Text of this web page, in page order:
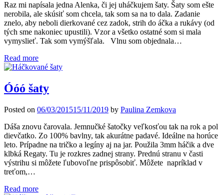
Raz mi napísala jedna Alenka, či jej uháčkujem šaty. Šaty som ešte
nerobila, ale skúsiť som chcela, tak som sa na to dala. Zadanie
znelo, aby neboli dierkované cez zadok, strih do áčka a rukávy (od
tých sme nakoniec upustili). Vzor a všetko ostatné som si mala
vymyslieť. Tak som vymýšľala. Vlnu som objednala…
Read more
Óóó šaty
Posted on 06/03/201515/11/2019 by Paulina Zemkova
Dáša znovu čarovala. Jemnučké šatočky veľkosťou tak na rok a pol
dievčatko. Zo 100% bavlny, tak akurátne padavé. Ideálne na horúce
leto. Prípadne na tričko a legíny aj na jar. Použila 3mm háčik a dve
klbká Regaty. Tu je rozkres zadnej strany. Prednú stranu v časti
výstrihu si môžete ľubovoľne prispôsobiť. Môžete napríklad v
treťom,…
Read more